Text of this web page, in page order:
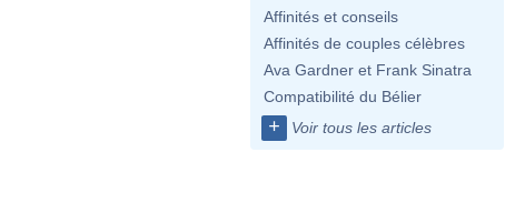
Affinités et conseils
Affinités de couples célèbres
Ava Gardner et Frank Sinatra
Compatibilité du Bélier
+ Voir tous les articles